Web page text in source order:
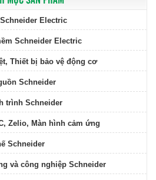
Electric
Schneider Electric
Thiết bị bảo vệ động cơ
Schneider
trình Schneider
Zelio, Màn hình cảm ứng
Schneider
và công nghiệp Schneider